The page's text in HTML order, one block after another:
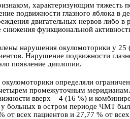
характеризующим тяжесть
подвижности глазного яблока в
двигательных нервов либо
снижения функциональной
нарушения окуломоторики у 25
Нарушение подвижности
появление диплопии.
определяли
промежуточным меридианам.
вверх – 4 (16 %) и
у больных в остром периоде ЧМТ
от всех пaциентов и 27,77 % от